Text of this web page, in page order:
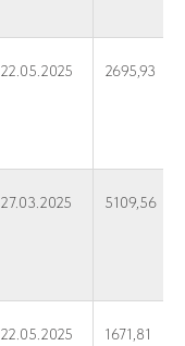
22.05.2025 2695,93
27.03.2025 5109,56
22.05.2025 1671,81